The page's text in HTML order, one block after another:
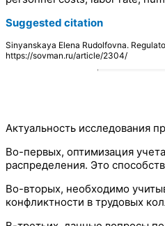
Suggested citation
Sinyanskaya Elena Rudolfovna.
https://sovman.ru/article/2304/
Актуальность исследования
Во-первых, оптимизация
распределения. Это
Во-вторых, необходимо
конфликтности в трудовых